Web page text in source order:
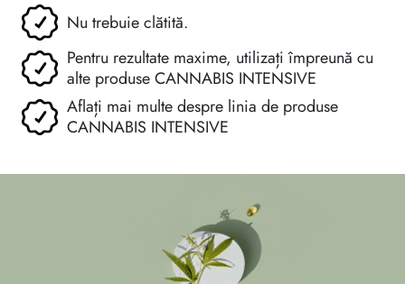
Nu trebuie clătită.
Pentru rezultate maxime, utilizați împreună cu
alte produse CANNABIS INTENSIVE
Aflați mai multe despre linia de produse
CANNABIS INTENSIVE